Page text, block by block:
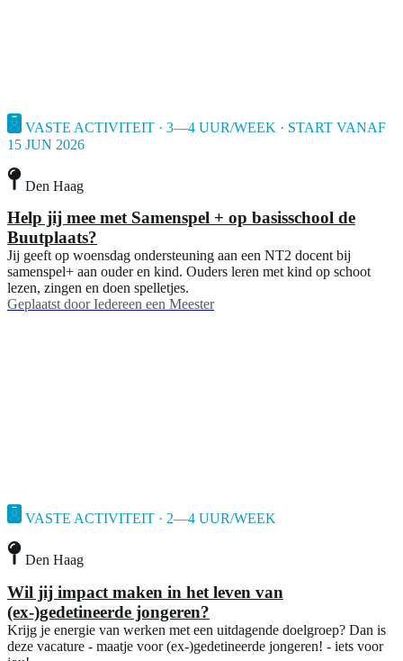
VASTE ACTIVITEIT · 3—4 UUR/WEEK · START VANAF
15 JUN 2026
Den Haag
Help jij mee met Samenspel + op basisschool de
Buutplaats?
Jij geeft op woensdag ondersteuning aan een NT2 docent bij
samenspel+ aan ouder en kind. Ouders leren met kind op schoot
lezen, zingen en doen spelletjes.
Geplaatst door Iedereen een Meester
VASTE ACTIVITEIT · 2—4 UUR/WEEK
Den Haag
Wil jij impact maken in het leven van
(ex-)gedetineerde jongeren?
Krijg je energie van werken met een uitdagende doelgroep? Dan is
deze vacature - maatje voor (ex-)gedetineerde jongeren! - iets voor